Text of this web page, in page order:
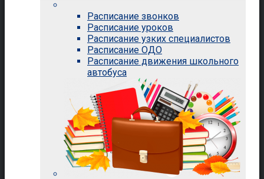
Расписание звонков
Расписание уроков
Расписание узких специалистов
Расписание ОДО
Расписание движения школьного
автобуса